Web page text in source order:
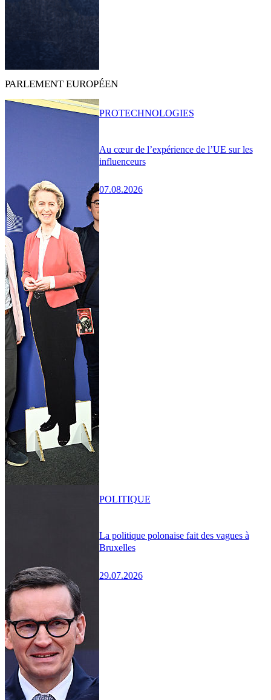
PARLEMENT EUROPÉEN
Au cœur de l’expérience de l’UE sur les
influenceurs
07.08.2026
PROTECHNOLOGIES
La politique polonaise fait des vagues à
Bruxelles
29.07.2026
POLITIQUE